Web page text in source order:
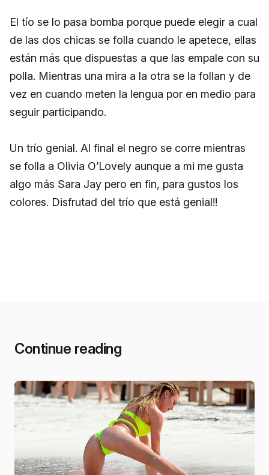
El tío se lo pasa bomba porque puede elegir a cual
de las dos chicas se folla cuando le apetece, ellas
están más que dispuestas a que las empale con su
polla. Mientras una mira a la otra se la follan y de
vez en cuando meten la lengua por en medio para
seguir participando.
Un trío genial. Al final el negro se corre mientras
se folla a Olivia O’Lovely aunque a mi me gusta
algo más Sara Jay pero en fin, para gustos los
colores. Disfrutad del trío que está genial!!
Continue reading